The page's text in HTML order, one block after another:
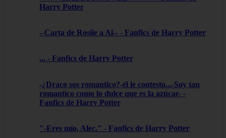
Harry Potter
--Carta de Rosiie a Al-- - Fanfics de Harry Potter
... - Fanfics de Harry Potter
-¿Draco sos romantico?-él le contesto...-Soy tan
romantico como lo dulce que es la azúcar- -
Fanfics de Harry Potter
"-Eres mío, Alec." - Fanfics de Harry Potter